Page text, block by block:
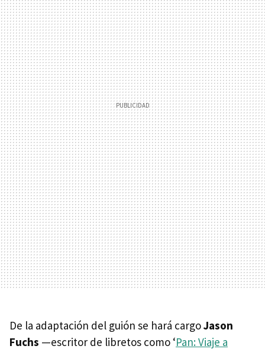
De la adaptación del guión se hará cargoJason
Fuchs —escritor de libretos como ‘Pan: Viaje a